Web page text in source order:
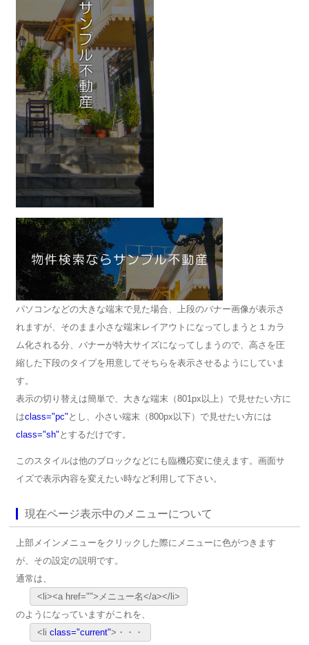
パソコンなどの大きな端末で見た場合、上段のバナー画像が表示さ
れますが、そのまま小さな端末レイアウトになってしまうと１カラ
ム化される分、バナーが特大サイズになってしまうので、高さを圧
縮した下段のタイプを用意してそちらを表示させるようにしていま
す。
表示の切り替えは簡単で、大きな端末（801px以上）で見せたい方に
はclass="pc" とし、小さい端末（800px以下）で見せたい方には
class="sh" とするだけです。
このスタイルは他のブロックなどにも臨機応変に使えます。画面サ
イズで表示内容を変えたい時など利用して下さい。
現在ページ表示中のメニューについて
上部メインメニューをクリックした際にメニューに色がつきます
が、その設定の説明です。
通常は、
<li><a href="">メニュー名</a></li>
のようになっていますがこれを、
<liclass="current">・・・